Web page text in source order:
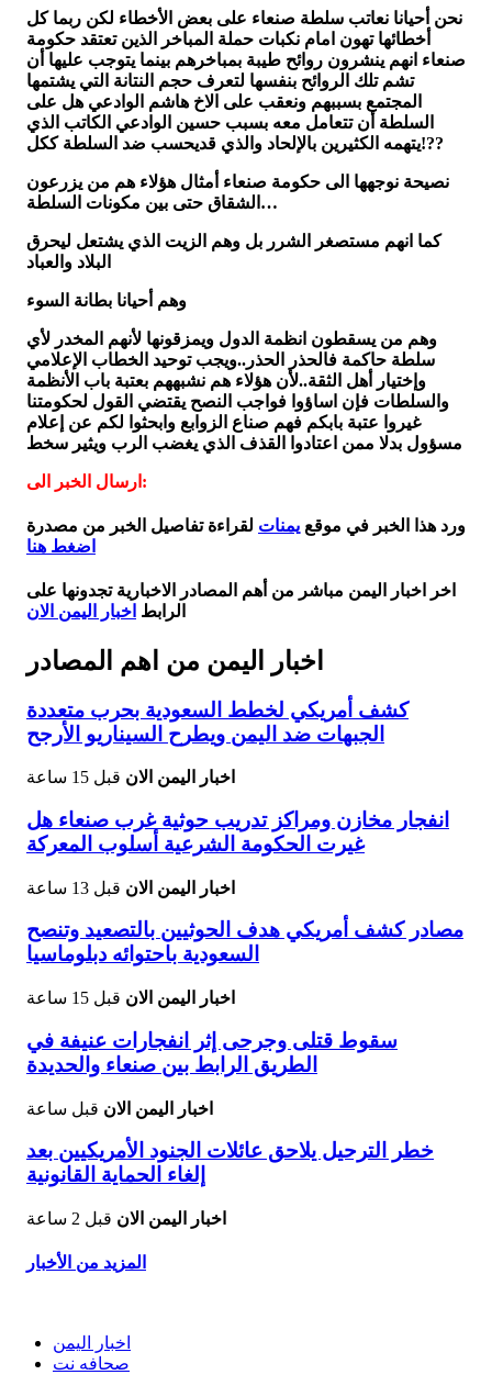
نحن أحيانا نعاتب سلطة صنعاء على بعض الأخطاء لكن ربما كل
أخطائها تهون امام نكبات حملة المباخر الذين تعتقد حكومة
صنعاء انهم ينشرون روائح طيبة بمباخرهم بينما يتوجب عليها أن
تشم تلك الروائح بنفسها لتعرف حجم النتانة التي يشتمها
المجتمع بسببهم ونعقب على الاخ هاشم الوادعي هل على
السلطة أن تتعامل معه بسبب حسين الوادعي الكاتب الذي
يتهمه الكثيرين بالإلحاد والذي قديحسب ضد السلطة ككل!??
نصيحة نوجهها الى حكومة صنعاء أمثال هؤلاء هم من يزرعون
الشقاق حتى بين مكونات السلطة…
كما انهم مستصغر الشرر بل وهم الزيت الذي يشتعل ليحرق
البلاد والعباد
وهم أحيانا بطانة السوء
وهم من يسقطون انظمة الدول ويمزقونها لأنهم المخدر لأي
سلطة حاكمة فالحذر الحذر..ويجب توحيد الخطاب الإعلامي
وإختيار أهل الثقة..لأن هؤلاء هم نشبههم بعتبة باب الأنظمة
والسلطات فإن اساؤوا فواجب النصح يقتضي القول لحكومتنا
غيروا عتبة بابكم فهم صناع الزوابع وابحثوا لكم عن إعلام
مسؤول بدلا ممن اعتادوا القذف الذي يغضب الرب ويثير سخط
ارسال الخبر الى:
ورد هذا الخبر في موقع يمنات لقراءة تفاصيل الخبر من مصدرة
اضغط هنا
اخر اخبار اليمن مباشر من أهم المصادر الاخبارية تجدونها على
الرابط اخبار اليمن الان
اخبار اليمن من اهم المصادر
كشف أمريكي لخطط السعودية بحرب متعددة
الجبهات ضد اليمن ويطرح السيناريو الأرجح
اخبار اليمن الان قبل 15 ساعة
انفجار مخازن ومراكز تدريب حوثية غرب صنعاء هل
غيرت الحكومة الشرعية أسلوب المعركة
اخبار اليمن الان قبل 13 ساعة
مصادر كشف أمريكي هدف الحوثيين بالتصعيد وتنصح
السعودية باحتوائه دبلوماسيا
اخبار اليمن الان قبل 15 ساعة
سقوط قتلى وجرحى إثر انفجارات عنيفة في
الطريق الرابط بين صنعاء والحديدة
اخبار اليمن الان قبل ساعة
خطر الترحيل يلاحق عائلات الجنود الأمريكيين بعد
إلغاء الحماية القانونية
اخبار اليمن الان قبل 2 ساعة
المزيد من الأخبار
اخبار اليمن
صحافه نت